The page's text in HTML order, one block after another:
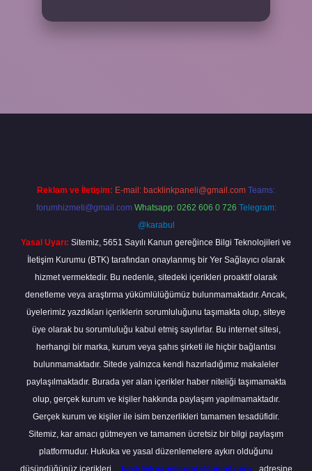
Reklam ve İletişim: E-mail: backlinkpaneli@gmail.com Teams:
forumhizmeti@gmail.com Whatsapp: 0262 606 0 726 Telegram:
@karabul
Yasal Uyarı: Sitemiz, 5651 Sayılı Kanun gereğince Bilgi Teknolojileri ve
İletişim Kurumu (BTK) tarafından onaylanmış bir Yer Sağlayıcı olarak
hizmet vermektedir. Bu nedenle, sitedeki içerikleri proaktif olarak
denetleme veya araştırma yükümlülüğümüz bulunmamaktadır. Ancak,
üyelerimiz yazdıkları içeriklerin sorumluluğunu taşımakta olup, siteye
üye olarak bu sorumluluğu kabul etmiş sayılırlar. Bu internet sitesi,
herhangi bir marka, kurum veya şahıs şirketi ile hiçbir bağlantısı
bulunmamaktadır. Sitede yalnızca kendi hazırladığımız makaleler
paylaşılmaktadır. Burada yer alan içerikler haber niteliği taşımamakta
olup, gerçek kurum ve kişiler hakkında paylaşım yapılmamaktadır.
Gerçek kurum ve kişiler ile isim benzerlikleri tamamen tesadüfidir.
Sitemiz, kar amacı gütmeyen ve tamamen ücretsiz bir bilgi paylaşım
platformudur. Hukuka ve yasal düzenlemelere aykırı olduğunu
düşündüğünüz içerikleri,
backlinkpanelicomtr@gmail.com adresine